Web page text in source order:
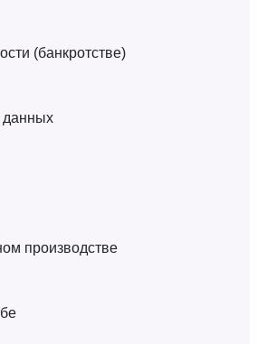
(банкротстве)
данных
производстве